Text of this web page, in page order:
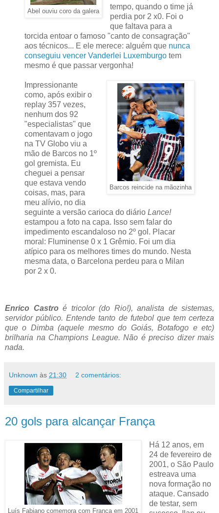
Abel ouviu coro da galera
tempo, quando o time já
perdia por 2 x0. Foi o
que faltava para a
torcida entoar o famoso "canto de consagração"
aos técnicos... E ele merece: alguém que nunca
conseguiu vencer Vanderlei Luxemburgo tem
mesmo é que passar vergonha!
Barcos reincide na mãozinha
Impressionante
como, após exibir o
replay 357 vezes,
nenhum dos 92
"especialistas" que
comentavam o jogo
na TV Globo viu a
mão de Barcos no 1º
gol gremista. Eu
cheguei a pensar
que estava vendo
coisas, mas, para
meu alívio, no dia
seguinte a versão carioca do diário Lance!
estampou a foto na capa. Isso sem falar do
impedimento escandaloso no 2º gol. Placar
moral: Fluminense 0 x 1 Grêmio. Foi um dia
atípico para os melhores times do mundo. Nesta
mesma data, o Barcelona perdeu para o Milan
por 2 x 0.
Enrico Castroé tricolor (do Rio!), analista de sistemas,
servidor público. Entende tanto de futebol que tem certeza
que o Dimba (aquele mesmo do Goiás, Botafogo e etc)
brilharia na Champions League. Não é preciso dizer mais
nada.
Unknown às 21:30 2 comentários:
Compartilhar
20 gols para alcançar França
Luís Fabiano comemora com França em 2001
Há 12 anos, em
24 de fevereiro de
2001, o São Paulo
estreava uma
nova formação no
ataque. Cansado
de testar, sem